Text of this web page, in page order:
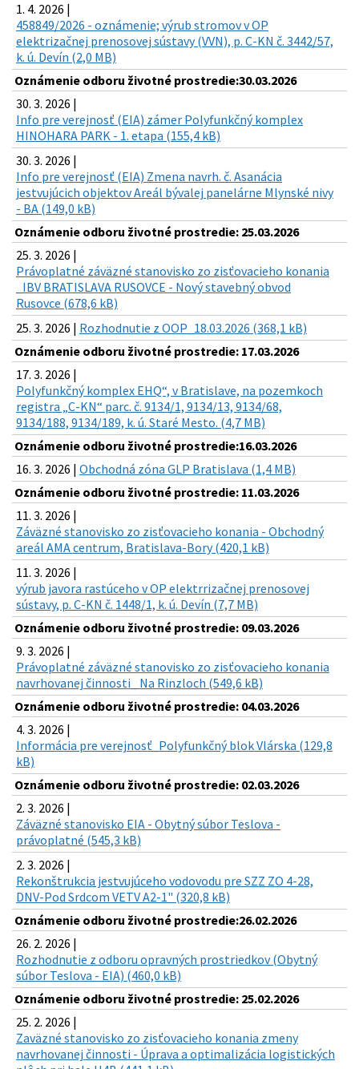
1. 4. 2026 |
458849/2026 - oznámenie; výrub stromov v OP
elektrizačnej prenosovej sústavy (VVN), p. C-KN č. 3442/57,
k. ú. Devín (2,0 MB)
Oznámenie odboru životné prostredie:30.03.2026
30. 3. 2026 |
Info pre verejnosť (EIA) zámer Polyfunkčný komplex
HINOHARA PARK - 1. etapa (155,4 kB)
30. 3. 2026 |
Info pre verejnosť (EIA) Zmena navrh. č. Asanácia
jestvujúcich objektov Areál bývalej panelárne Mlynské nivy
- BA (149,0 kB)
Oznámenie odboru životné prostredie: 25.03.2026
25. 3. 2026 |
Právoplatné záväzné stanovisko zo zisťovacieho konania
_IBV BRATISLAVA RUSOVCE - Nový stavebný obvod
Rusovce (678,6 kB)
25. 3. 2026 | Rozhodnutie z OOP_18.03.2026 (368,1 kB)
Oznámenie odboru životné prostredie: 17.03.2026
17. 3. 2026 |
Polyfunkčný komplex EHQ“, v Bratislave, na pozemkoch
registra „C-KN“ parc. č. 9134/1, 9134/13, 9134/68,
9134/188, 9134/189, k. ú. Staré Mesto. (4,7 MB)
Oznámenie odboru životné prostredie:16.03.2026
16. 3. 2026 | Obchodná zóna GLP Bratislava (1,4 MB)
Oznámenie odboru životné prostredie: 11.03.2026
11. 3. 2026 |
Záväzné stanovisko zo zisťovacieho konania - Obchodný
areál AMA centrum, Bratislava-Bory (420,1 kB)
11. 3. 2026 |
výrub javora rastúceho v OP elektrrizačnej prenosovej
sústavy, p. C-KN č. 1448/1, k. ú. Devín (7,7 MB)
Oznámenie odboru životné prostredie: 09.03.2026
9. 3. 2026 |
Právoplatné záväzné stanovisko zo zisťovacieho konania
navrhovanej činnosti_ Na Rinzloch (549,6 kB)
Oznámenie odboru životné prostredie: 04.03.2026
4. 3. 2026 |
Informácia pre verejnosť_Polyfunkčný blok Vlárska (129,8
kB)
Oznámenie odboru životné prostredie: 02.03.2026
2. 3. 2026 |
Záväzné stanovisko EIA - Obytný súbor Teslova -
právoplatné (545,3 kB)
2. 3. 2026 |
Rekonštrukcia jestvujúceho vodovodu pre SZZ ZO 4-28,
DNV-Pod Srdcom VETV A2-1" (320,8 kB)
Oznámenie odboru životné prostredie:26.02.2026
26. 2. 2026 |
Rozhodnutie z odboru opravných prostriedkov (Obytný
súbor Teslova - EIA) (460,0 kB)
Oznámenie odboru životné prostredie: 25.02.2026
25. 2. 2026 |
Zaväzné stanovisko zo zisťovacieho konania zmeny
navrhovanej činnosti - Úprava a optimalizácia logistických